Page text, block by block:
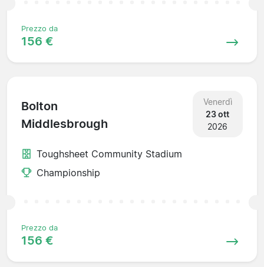
Prezzo da
156 €
Bolton
Middlesbrough
Venerdì
23 ott
2026
Toughsheet Community Stadium
Championship
Prezzo da
156 €